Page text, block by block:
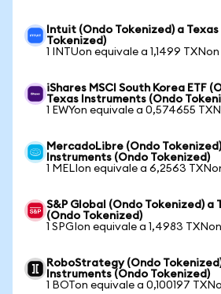
Intuit (Ondo Tokenized) a
Tokenized)
1 INTUon equivale a 1,1499 TXNon
iShares MSCI South Korea ETF
Texas Instruments (Ondo
1 EWYon equivale a 0,574655
MercadoLibre (Ondo
Instruments (Ondo Tokenized)
1 MELIon equivale a 6,2563
S&P Global (Ondo Tokenized) a
(Ondo Tokenized)
1 SPGIon equivale a 1,4983 TXNon
RoboStrategy (Ondo
Instruments (Ondo Tokenized)
1 BOTon equivale a 0,100197